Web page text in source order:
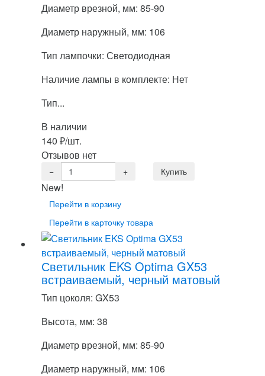
Диаметр врезной, мм: 85-90
Диаметр наружный, мм: 106
Тип лампочки: Светодиодная
Наличие лампы в комплекте: Нет
Тип...
В наличии
140 ₽/шт.
Отзывов нет
New!
Перейти в корзину
Перейти в карточку товара
Светильник EKS Optima GX53
встраиваемый, черный матовый
Тип цоколя: GX53
Высота, мм: 38
Диаметр врезной, мм: 85-90
Диаметр наружный, мм: 106